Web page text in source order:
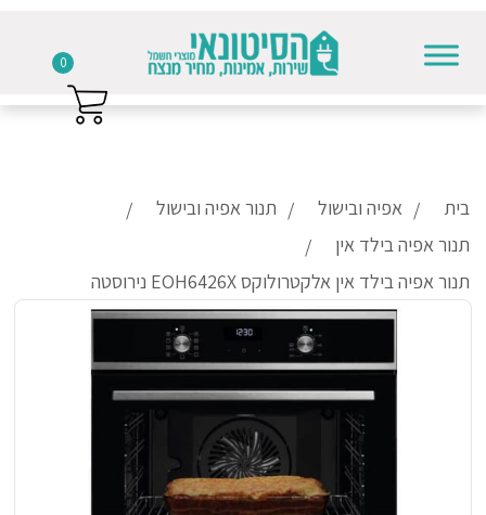
בית אפיה ובישול
תנור אפיה ובישול
תנור אפיה בילד אין
תנור אפיה בילד אין אלקטרולוקס EOH6426X נירוסטה
0